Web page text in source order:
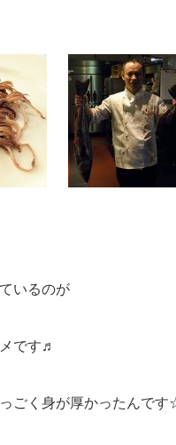
いるのが
です♬
ごく身が厚かったんで